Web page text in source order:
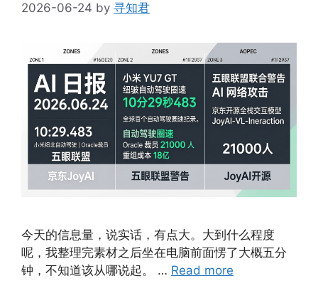
2026-06-24 by 寻知君
今天的信息量，说实话，有点大。大到什么程度
呢，我整理完素材之后坐在电脑前面愣了大概五分
钟，不知道该从哪说起。 … Read more